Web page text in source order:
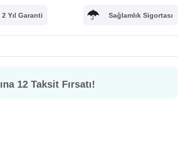
2 Yıl Garanti Sağlamlık Sigortası
12 Taksit Fırsatı!